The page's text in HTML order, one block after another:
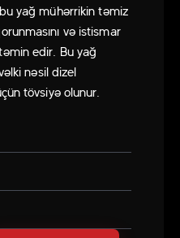
yağ mühərrikin təmiz
və istismar
edir. Bu yağ
nəsil dizel
tövsiyə olunur.